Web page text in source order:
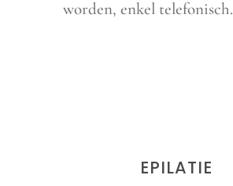
worden, enkel telefonisch.
EPILATIE